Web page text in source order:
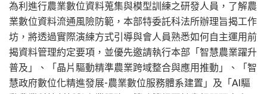
為利進行農業數位資料蒐集與模型訓練之研發人員，了解農
業數位資料流通風險防範，本部特委託科法所辦理旨揭工作
坊，將透過實際演練方式引導與會人員熟悉如何自主運用前
揭資料管理約定要項，並優先邀請執行本部「智慧農業躍升
普及」、「晶片驅動精準農業跨域整合與應用推動」、「智
慧政府數位化精進發展-農業數位服務體系建置」及「AI驅